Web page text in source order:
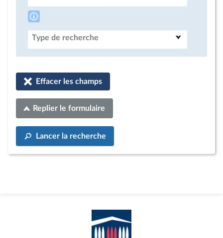
Type de recherche
Effacer les champs
Replier le formulaire
Lancer la recherche